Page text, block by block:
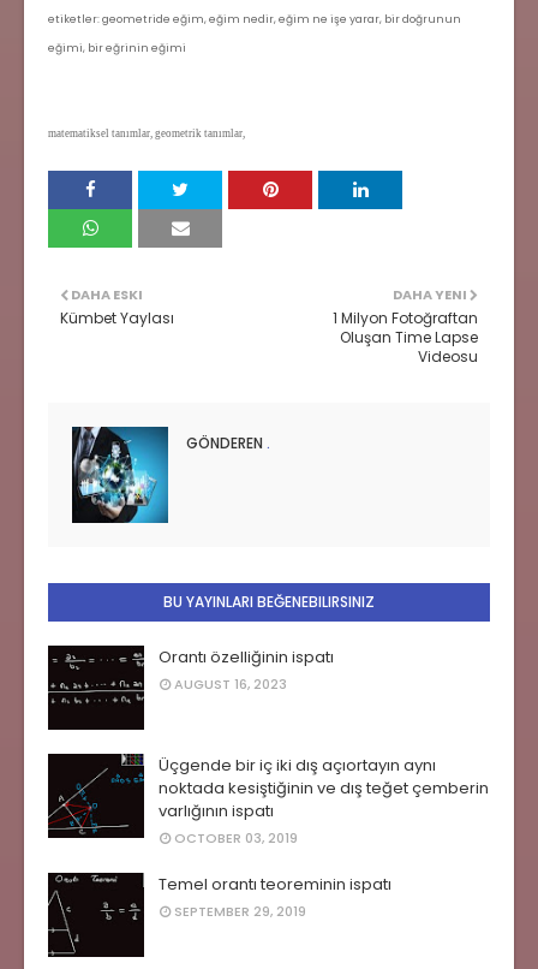
etiketler: geometride eğim, eğim nedir, eğim ne işe yarar, bir doğrunun
eğimi, bir eğrinin eğimi
matematiksel tanımlar, geometrik tanımlar,
DAHA YENI
1 Milyon Fotoğraftan
Oluşan Time Lapse
Videosu
DAHA ESKI
Kümbet Yaylası
GÖNDEREN .
BU YAYINLARI BEĞENEBILIRSINIZ
Orantı özelliğinin ispatı
AUGUST 16, 2023
Üçgende bir iç iki dış açıortayın aynı
noktada kesiştiğinin ve dış teğet çemberin
varlığının ispatı
OCTOBER 03, 2019
Temel orantı teoreminin ispatı
SEPTEMBER 29, 2019